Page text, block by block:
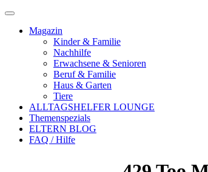
Magazin
Kinder & Familie
Nachhilfe
Erwachsene & Senioren
Beruf & Familie
Haus & Garten
Tiere
ALLTAGSHELFER LOUNGE
Themenspezials
ELTERN BLOG
FAQ / Hilfe